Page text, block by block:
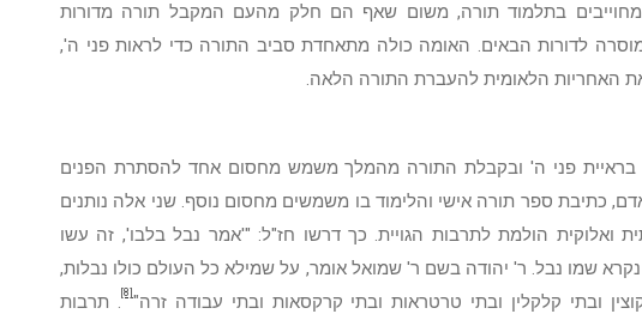
בתלמוד תורה, משום שאף הם חלק מהעם המקבל תורה מדורות
לדורות הבאים. האומה כולה מתאחדת סביב התורה כדי לראות פני ה',
האחריות הלאומית להעברת התורה הלאה.
פני ה' ובקבלת התורה מהמלך משמש מחסום אחד להסתרת הפנים
כתיבת ספר תורה אישי והלימוד בו משמשים מחסום נוסף. שני אלה נותנים
ואלוקית הולמת לתרבות הגויית. כך דרשו חז"ל: "'אמר נבל בלבו', זה עשו
שמו נבל. ר' יהודה בשם ר' שמואל אומר, על שמילא כל העולם כולו נבלות,
ובתי קלקלין ובתי טרטראות ובתי קרקסאות ובתי עבודה זרה"[8] . תרבות